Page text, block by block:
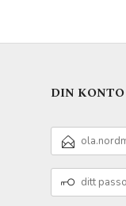
DIN KONTO
E-
POSTADRESSE
DITT
PASSORD